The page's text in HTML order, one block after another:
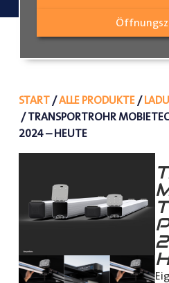
START/ALLE PRODUKTE/
/ TRANSPORTROHR
2024 – HEUTE